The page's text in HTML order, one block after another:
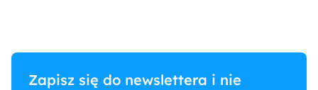
Zapisz się do newslettera i nie